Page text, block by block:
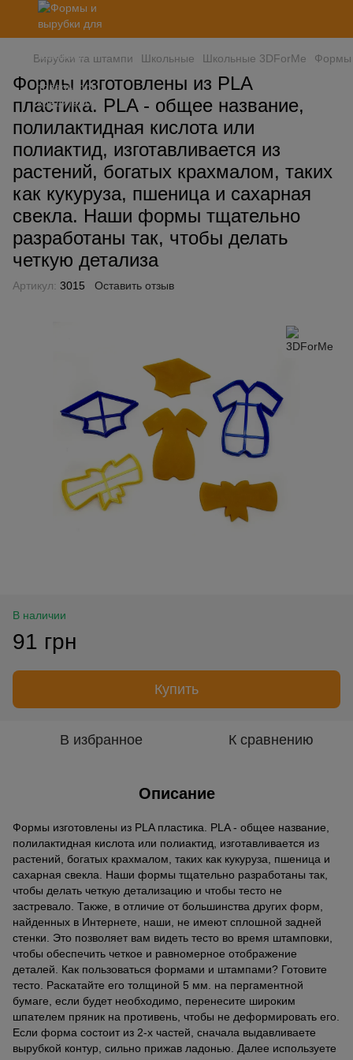
Вирубки та штампи Школьные Школьные 3DForMe Формы
Формы изготовлены из PLA
пластика. PLA - общее название,
полилактидная кислота или
полиактид, изготавливается из
растений, богатых крахмалом, таких
как кукуруза, пшеница и сахарная
свекла. Наши формы тщательно
разработаны так, чтобы делать
четкую детализа
Артикул: 3015 Оставить отзыв
В наличии
91 грн
Купить
В избранное К сравнению
Описание
Формы изготовлены из PLA пластика. PLA - общее название,
полилактидная кислота или полиактид, изготавливается из
растений, богатых крахмалом, таких как кукуруза, пшеница и
сахарная свекла. Наши формы тщательно разработаны так,
чтобы делать четкую детализацию и чтобы тесто не
застревало. Также, в отличие от большинства других форм,
найденных в Интернете, наши, не имеют сплошной задней
стенки. Это позволяет вам видеть тесто во время штамповки,
чтобы обеспечить четкое и равномерное отображение
деталей. Как пользоваться формами и штампами? Готовите
тесто. Раскатайте его толщиной 5 мм. на пергаментной
бумаге, если будет необходимо, перенесите широким
шпателем пряник на противень, чтобы не деформировать его.
Если форма состоит из 2-х частей, сначала выдавливаете
вырубкой контур, сильно прижав ладонью. Далее используете